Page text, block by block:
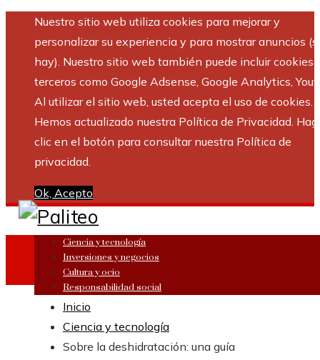
Nuestro sitio web utiliza cookies para mejorar y
personalizar su experiencia y para mostrar anuncios
hay). Nuestro sitio web también puede incluir cookies
terceros como Google Adsense, Google Analytics,
Al utilizar el sitio web, usted acepta el uso de cookies.
Hemos actualizado nuestra Política de Privacidad.
clic en el botón para consultar nuestra Política de
privacidad.
Ok, Acepto
Ciencia y tecnología
Inversiones y negocios
Cultura y ocio
Responsabilidad social
Inicio
Ciencia y tecnología
Sobre la deshidratación: una guía